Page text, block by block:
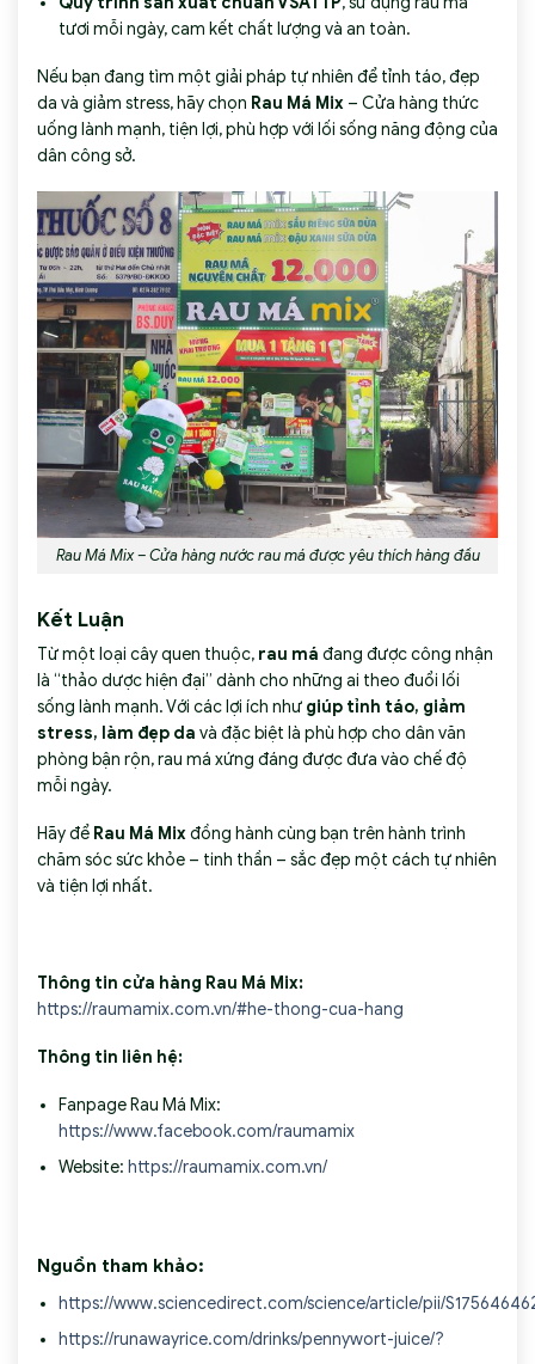
tươi mỗi ngày, cam kết chất lượng và an toàn.
Nếu bạn đang tìm một giải pháp tự nhiên để tỉnh táo, đẹp
da và giảm stress, hãy chọn Rau Má Mix – Cửa hàng thức
uống lành mạnh, tiện lợi, phù hợp với lối sống năng động của
dân công sở.
Rau Má Mix – Cửa hàng nước rau má được yêu thích hàng đầu
Kết Luận
Từ một loại cây quen thuộc, rau má đang được công nhận
là “thảo dược hiện đại” dành cho những ai theo đuổi lối
sống lành mạnh. Với các lợi ích như giúp tỉnh táo, giảm
stress, làm đẹp da và đặc biệt là phù hợp cho dân văn
phòng bận rộn, rau má xứng đáng được đưa vào chế độ
mỗi ngày.
Hãy để Rau Má Mix đồng hành cùng bạn trên hành trình
chăm sóc sức khỏe – tinh thần – sắc đẹp một cách tự nhiên
và tiện lợi nhất.
Thông tin cửa hàng Rau Má Mix:
https://raumamix.com.vn/#he-thong-cua-hang
Thông tin liên hệ:
Fanpage Rau Má Mix:
https://www.facebook.com/raumamix
Website: https://raumamix.com.vn/
Nguồn tham khảo:
https://www.sciencedirect.com/science/article/pii/
https://runawayrice.com/drinks/pennywort-juice/?